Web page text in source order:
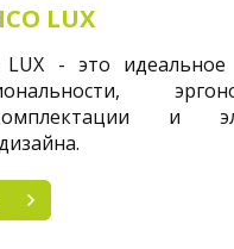
LUX
LUX - это идеальное
и